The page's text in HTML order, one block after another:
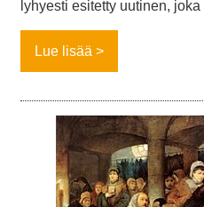
lyhyesti esitetty uutinen,
Lue lisää